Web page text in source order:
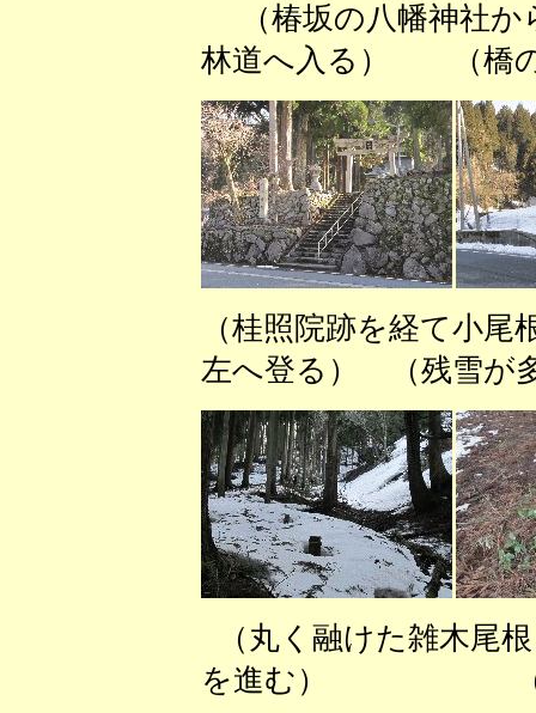
（椿坂の八幡神社か
林道へ入る） （橋の
（桂照院跡を経て小
左へ登る） （残雪が
（丸く融けた雑木
を進む） （見晴